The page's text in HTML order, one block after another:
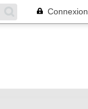
Connexion